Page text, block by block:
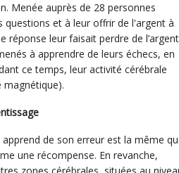
Menée auprès de 28 personnes
questions et à leur offrir de l'argent à
réponse leur faisait perdre de
à apprendre de leurs échecs, en
ce temps, leur activité cérébrale
magnétique).
de son erreur est la même
une récompense. En revanche,